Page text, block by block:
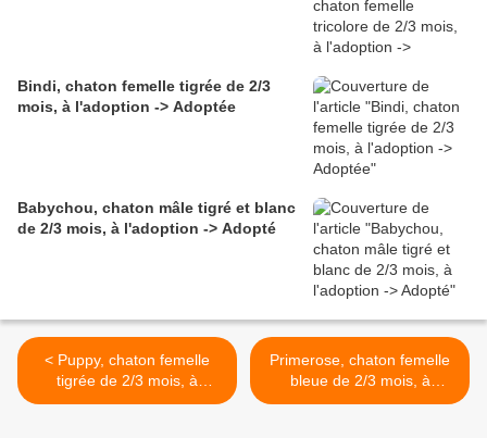
Bindi, chaton femelle tigrée de 2/3
mois, à l'adoption -> Adoptée
Babychou, chaton mâle tigré et blanc
de 2/3 mois, à l'adoption -> Adopté
< Puppy, chaton femelle
tigrée de 2/3 mois, à
l'adoption -> adoptée
Primerose, chaton femelle
bleue de 2/3 mois, à
l'adoption -> adoptée >